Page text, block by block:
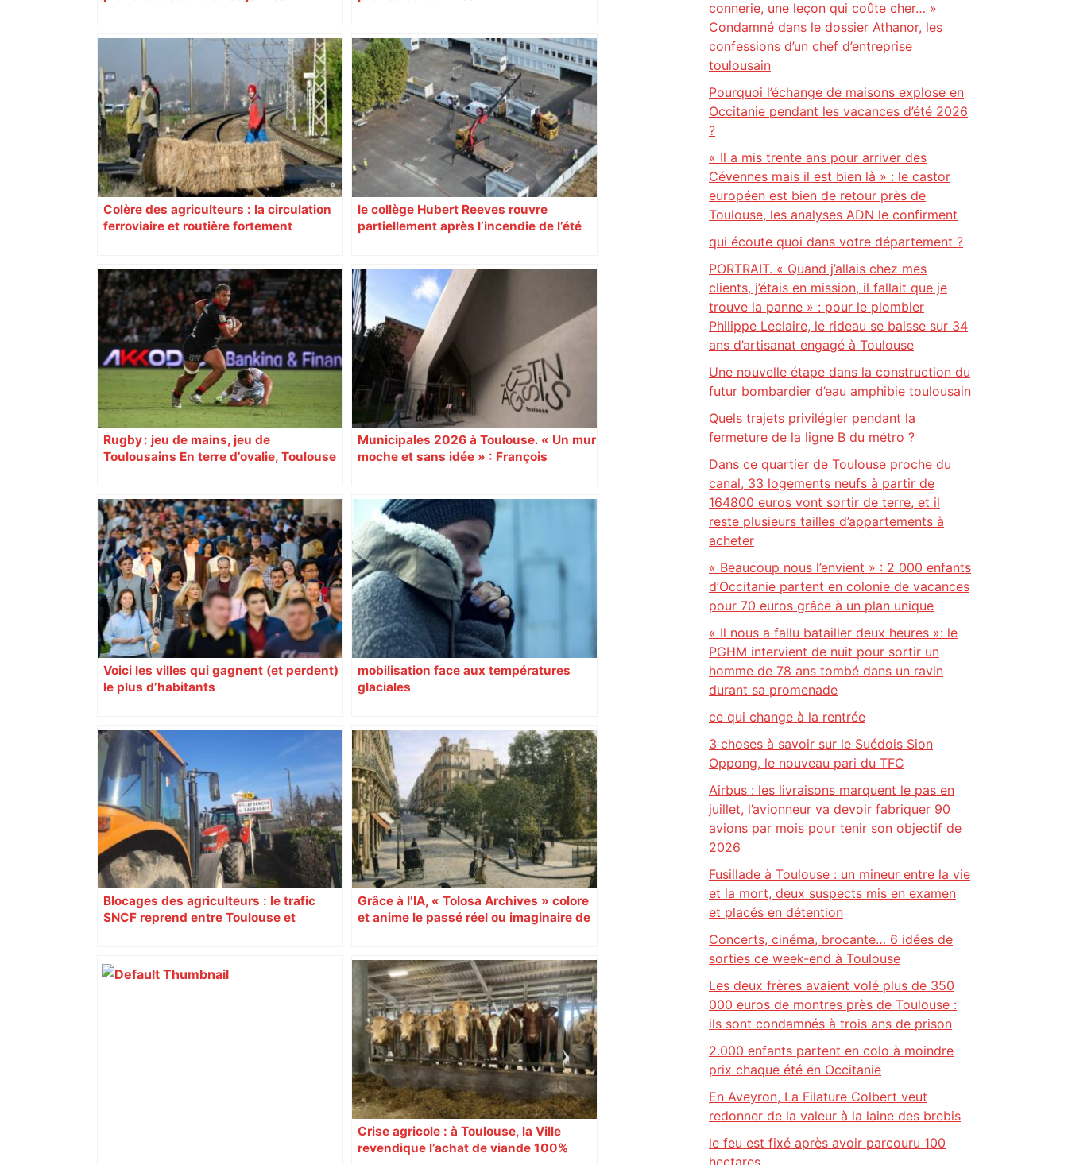
Colère des agriculteurs : la circulation
ferroviaire et routière fortement
le collège Hubert Reeves rouvre
partiellement après l’incendie de l’été
Rugby : jeu de mains, jeu de
Toulousains En terre d’ovalie, Toulouse
revendiquant surtout son art du jeu en
mouvement, vif et spectaculaire.
Décryptage. Série (4 / 10)
Municipales 2026 à Toulouse. « Un mur
moche et sans idée » : François
Augustins
Voici les villes qui gagnent (et perdent)
le plus d’habitants
mobilisation face aux températures
glaciales
Blocages des agriculteurs : le trafic
SNCF reprend entre Toulouse et
Grâce à l’IA, « Tolosa Archives » colore
et anime le passé réel ou imaginaire de
Crise agricole : à Toulouse, la Ville
revendique l’achat de viande 100%
connerie, une leçon qui coûte cher… »
Condamné dans le dossier Athanor, les
confessions d’un chef d’entreprise
toulousain
Pourquoi l’échange de maisons explose en
Occitanie pendant les vacances d’été 2026
?
« Il a mis trente ans pour arriver des
Cévennes mais il est bien là » : le castor
européen est bien de retour près de
Toulouse, les analyses ADN le confirment
qui écoute quoi dans votre département ?
PORTRAIT. « Quand j’allais chez mes
clients, j’étais en mission, il fallait que je
trouve la panne » : pour le plombier
Philippe Leclaire, le rideau se baisse sur 34
ans d’artisanat engagé à Toulouse
Une nouvelle étape dans la construction du
futur bombardier d’eau amphibie toulousain
Quels trajets privilégier pendant la
fermeture de la ligne B du métro ?
Dans ce quartier de Toulouse proche du
canal, 33 logements neufs à partir de
164800 euros vont sortir de terre, et il
reste plusieurs tailles d’appartements à
acheter
« Beaucoup nous l’envient » : 2 000 enfants
d’Occitanie partent en colonie de vacances
pour 70 euros grâce à un plan unique
« Il nous a fallu batailler deux heures »: le
PGHM intervient de nuit pour sortir un
homme de 78 ans tombé dans un ravin
durant sa promenade
ce qui change à la rentrée
3 choses à savoir sur le Suédois Sion
Oppong, le nouveau pari du TFC
Airbus : les livraisons marquent le pas en
juillet, l’avionneur va devoir fabriquer 90
avions par mois pour tenir son objectif de
2026
Fusillade à Toulouse : un mineur entre la vie
et la mort, deux suspects mis en examen
et placés en détention
Concerts, cinéma, brocante… 6 idées de
sorties ce week-end à Toulouse
Les deux frères avaient volé plus de 350
000 euros de montres près de Toulouse :
ils sont condamnés à trois ans de prison
2.000 enfants partent en colo à moindre
prix chaque été en Occitanie
En Aveyron, La Filature Colbert veut
redonner de la valeur à la laine des brebis
le feu est fixé après avoir parcouru 100
hectares